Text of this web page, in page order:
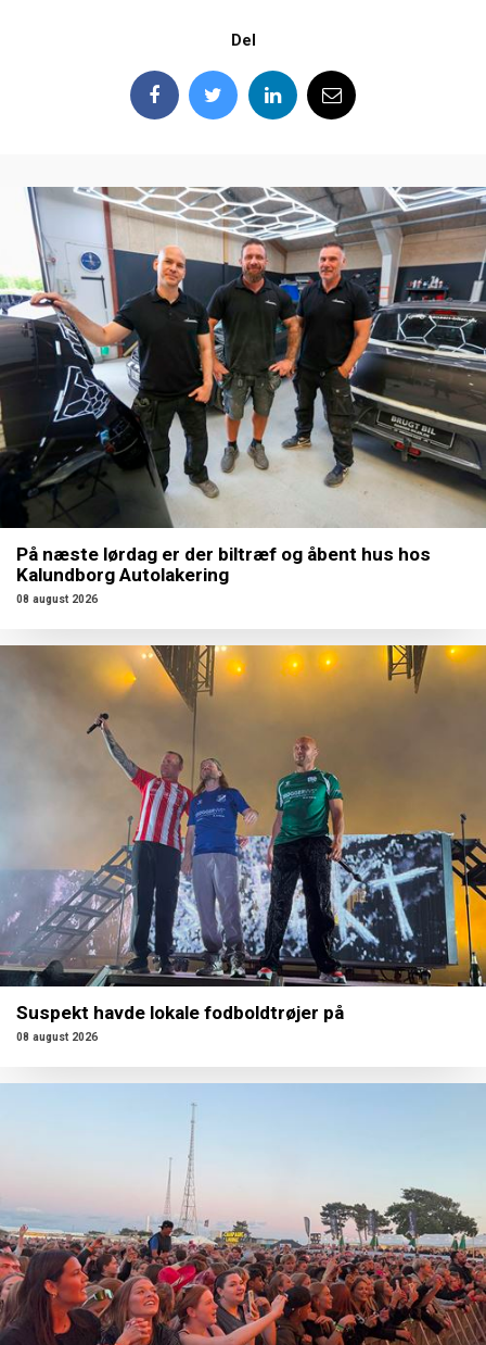
Del
På næste lørdag er der biltræf og åbent hus hos
Kalundborg Autolakering
08 august 2026
Suspekt havde lokale fodboldtrøjer på
08 august 2026